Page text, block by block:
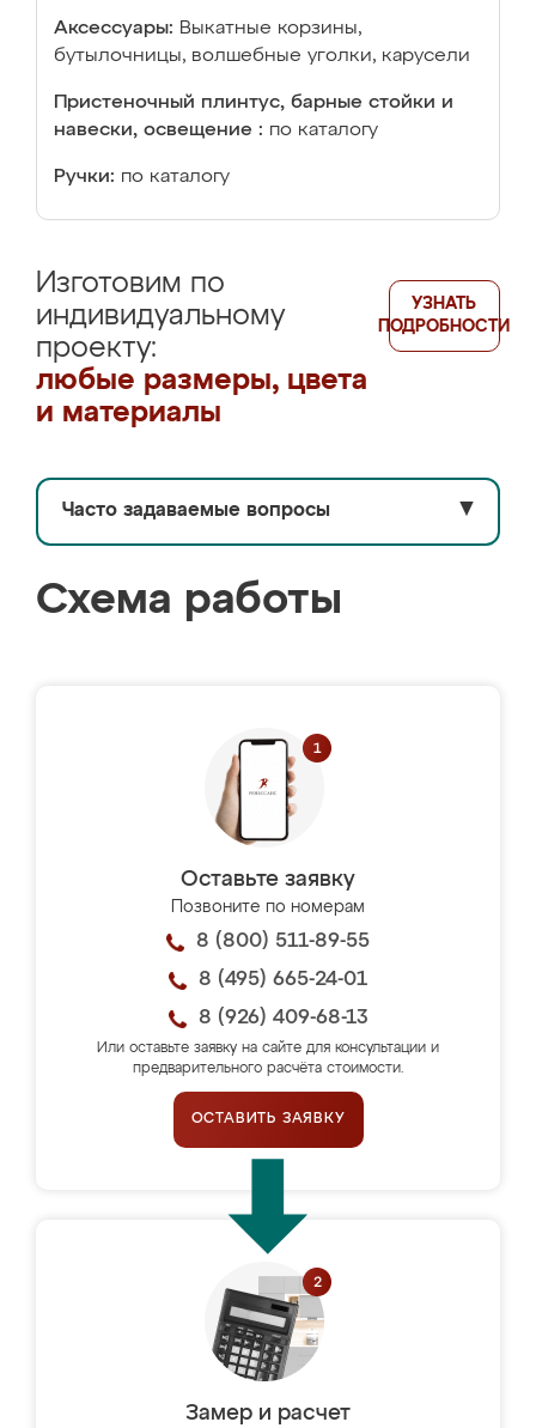
Аксессуары: Выкатные корзины,
бутылочницы, волшебные уголки, карусели
Пристеночный плинтус, барные стойки и
навески, освещение : по каталогу
Ручки: по каталогу
Изготовим по
индивидуальному
проекту:
любые размеры, цвета
и материалы
УЗНАТЬ
ПОДРОБНОСТИ
Часто задаваемые вопросы ▼
Схема работы
Оставьте заявку
Позвоните по номерам
8 (800) 511-89-55
8 (495) 665-24-01
8 (926) 409-68-13
Или оставьте заявку на сайте для консультации и
предварительного расчёта стоимости.
ОСТАВИТЬ ЗАЯВКУ
Замер и расчет